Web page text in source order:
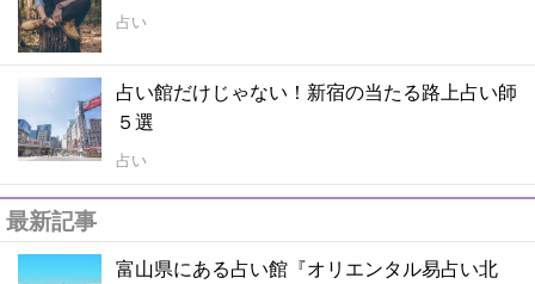
占い
占い館だけじゃない！新宿の当たる路上占い師
５選
占い
最新記事
富山県にある占い館『オリエンタル易占い北